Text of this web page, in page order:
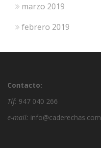
marzo 2019
febrero 2019
Contacto:
Tlf: 947 040 266
e-mail: info@caderechas.com